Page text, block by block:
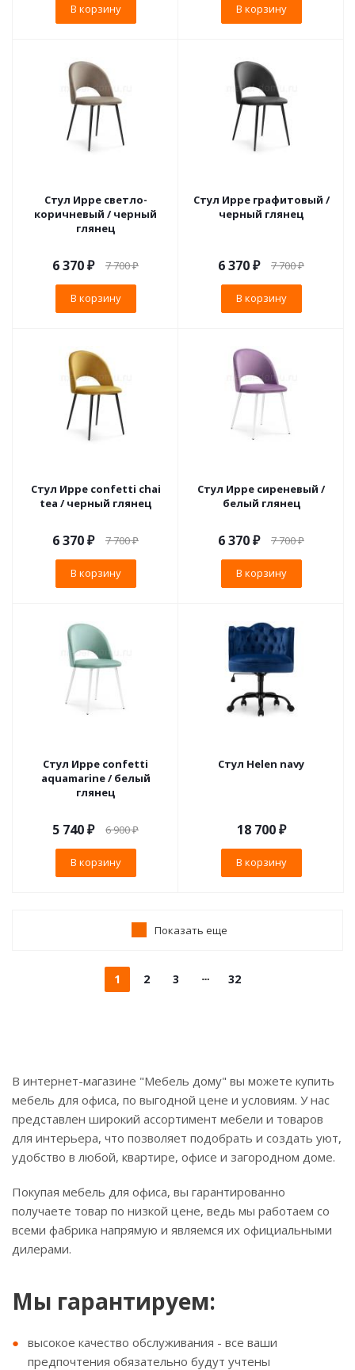
В корзину В корзину
Стул Ирре светло-
коричневый / черный
глянец
6 370₽ 7 700₽
В корзину
Стул Ирре графитовый /
черный глянец
6 370₽ 7 700₽
В корзину
Стул Ирре confetti chai
tea / черный глянец
6 370₽ 7 700₽
В корзину
Стул Ирре сиреневый /
белый глянец
6 370₽ 7 700₽
В корзину
Стул Ирре confetti
aquamarine / белый
глянец
5 740₽ 6 900₽
В корзину
Стул Helen navy
18 700₽
В корзину
Показать еще
1 2 3 32
В интернет-магазине "Мебель дому" вы можете купить
мебель для офиса, по выгодной цене и условиям. У нас
представлен широкий ассортимент мебели и товаров
для интерьера, что позволяет подобрать и создать уют,
удобство в любой, квартире, офисе и загородном доме.
Покупая мебель для офиса, вы гарантированно
получаете товар по низкой цене, ведь мы работаем со
всеми фабрика напрямую и являемся их официальными
дилерами.
Мы гарантируем:
высокое качество обслуживания - все ваши
предпочтения обязательно будут учтены